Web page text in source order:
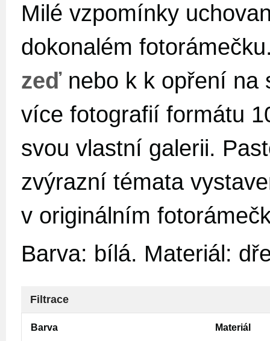
Milé vzpomínky
dokonalém
zeďnebo k k opření na
více fotografií formátu
svou vlastní galerii.
zvýrazní témata
v originálním
Barva: bílá. Materiál:
Filtrace
Barva Materiál